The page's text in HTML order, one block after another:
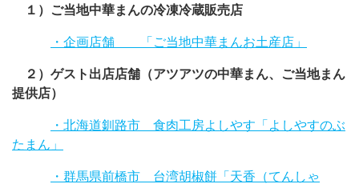
１）ご当地中華まんの冷凍冷蔵販売店
・企画店舗 「ご当地中華まんお土産店」
２）ゲスト出店店舗（アツアツの中華まん、ご当地まん
提供店）
・北海道釧路市 食肉工房よしやす「よしやすのぶ
たまん」
・群馬県前橋市 台湾胡椒餅「天香（てんしゃ